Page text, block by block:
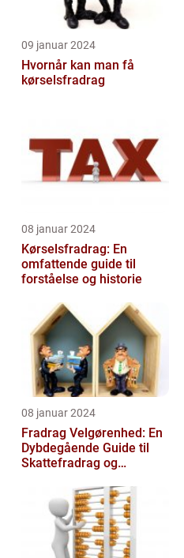
09 januar 2024
Hvornår kan man få
kørselsfradrag
08 januar 2024
Kørselsfradrag: En
omfattende guide til
forståelse og historie
08 januar 2024
Fradrag Velgørenhed: En
Dybdegående Guide til
Skattefradrag og